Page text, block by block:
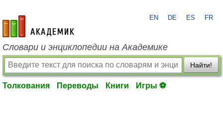
academic.ru
EN DE ES FR
Словари и энциклопедии на Академике
Найти!
Толкования Переводы Книги Игры ⚽